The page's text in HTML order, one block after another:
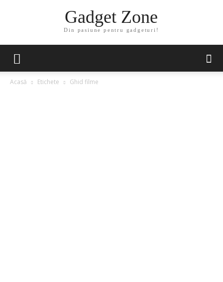
Gadget Zone
Din pasiune pentru gadgeturi!
Acasă Etichete Ghid filme